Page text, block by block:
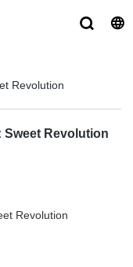
Revolution
Revolution
Revolution